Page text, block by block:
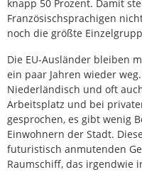
knapp 50 Prozent. Damit
Französischsprachigen
noch die größte
Die EU-Ausländer bleiben
ein paar Jahren wieder
Niederländisch und oft
Arbeitsplatz und bei
gesprochen, es gibt wenig
Einwohnern der Stadt.
futuristisch anmutenden
Raumschiff, das irgendwie